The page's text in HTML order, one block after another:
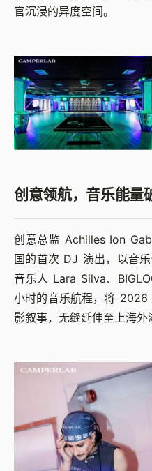
官沉浸的异度空间。
创意领航，音乐能量
创意总监 Achilles Ion
国的首次 DJ 演出，以音
音乐人 Lara Silva、
小时的音乐航程，将 2026
影叙事，无缝延伸至上海外